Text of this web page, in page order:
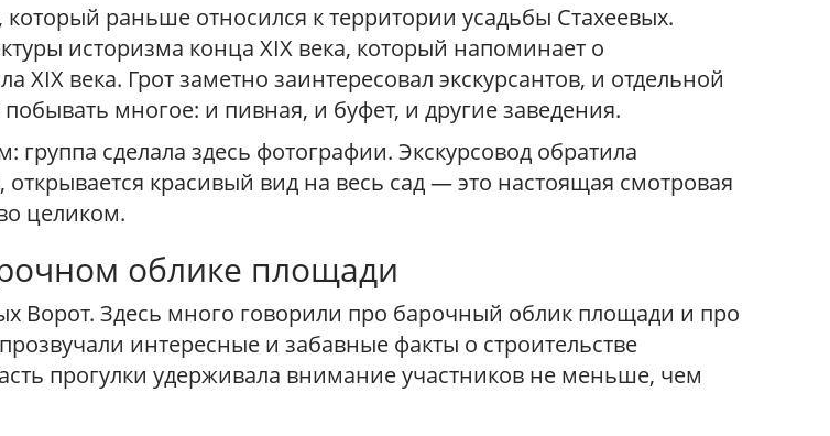
раньше относился к территории усадьбы Стахеевых.
историзма конца XIX века, который напоминает о
XIX века. Грот заметно заинтересовал экскурсантов, и отдельной
многое: и пивная, и буфет, и другие заведения.
сделала здесь фотографии. Экскурсовод обратила
красивый вид на весь сад — это настоящая смотровая
целиком.
облике площади
Ворот. Здесь много говорили про барочный облик площади и про
интересные и забавные факты о строительстве
прогулки удерживала внимание участников не меньше, чем